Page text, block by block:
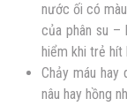
nước ối có
của phân su –
hiểm khi trẻ hít
Chảy máu
nâu hay hồng